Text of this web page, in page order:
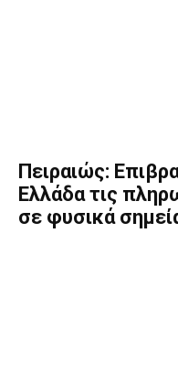
Πειραιώς:
Ελλάδα τις
σε φυσικά